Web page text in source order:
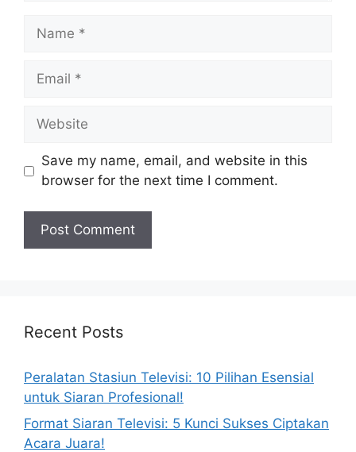
Name
Email
Website
Save my name, email, and website in this
browser for the next time I comment.
Recent Posts
Peralatan Stasiun Televisi: 10 Pilihan Esensial
untuk Siaran Profesional!
Format Siaran Televisi: 5 Kunci Sukses Ciptakan
Acara Juara!